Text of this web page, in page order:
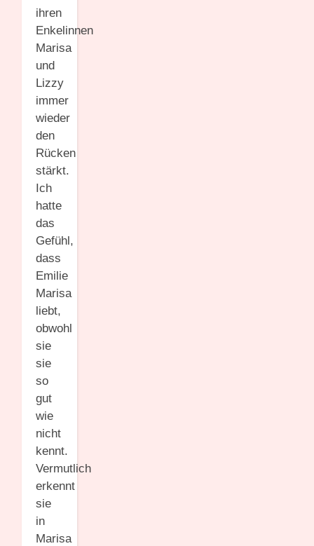
ihren
Enkelinnen
Marisa
und
Lizzy
immer
wieder
den
Rücken
stärkt.
Ich
hatte
das
Gefühl,
dass
Emilie
Marisa
liebt,
obwohl
sie
sie
so
gut
wie
nicht
kennt.
Vermutlich
erkennt
sie
in
Marisa